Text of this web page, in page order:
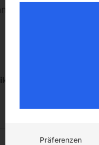
Präferenzen